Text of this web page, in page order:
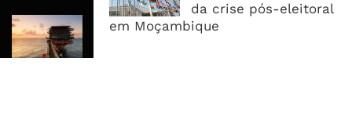
da crise pós-eleitoral
em Moçambique
Rovuma LNG Avança Com Selecção